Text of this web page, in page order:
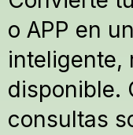
o APP en
inteligente,
disponible.
consultas